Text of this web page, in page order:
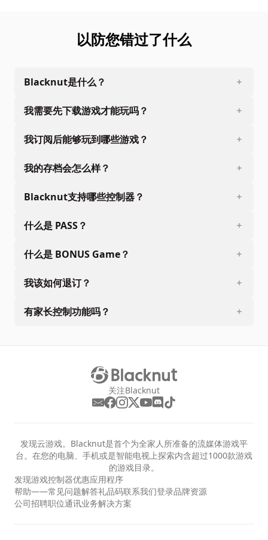
以防您错过了什么
Blacknut是什么？
我需要先下载游戏才能玩吗？
我订阅后能够玩到哪些游戏？
我的存档会怎么样？
Blacknut支持哪些控制器？
什么是 PASS？
什么是 BONUS Game？
我该如何退订？
有家长控制功能吗？
关注Blacknut
发现云游戏。Blacknut是首个为全家人所准备的流媒体游戏平
台。在您的电脑、手机或是智能电视上探索内含超过1000款游戏
的游戏目录。
发现游戏控制器优惠应用程序
帮助——常见问题解答礼品码联系我们登录品牌资源
公司招聘职位通讯业务解决方案